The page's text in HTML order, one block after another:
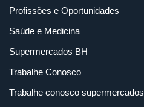
Profissões e Oportunidades
Saúde e Medicina
Supermercados BH
Trabalhe Conosco
Trabalhe conosco supermercados